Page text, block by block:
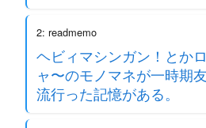
2: readmemo
ヘビィマシンガン！とか
ャ〜のモノマネが一時期
流行った記憶がある。